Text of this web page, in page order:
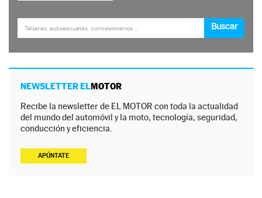
NEWSLETTER ELMOTOR
Recibe la newsletter de EL MOTOR con toda la actualidad
del mundo del automóvil y la moto, tecnología, seguridad,
conducción y eficiencia.
APÚNTATE